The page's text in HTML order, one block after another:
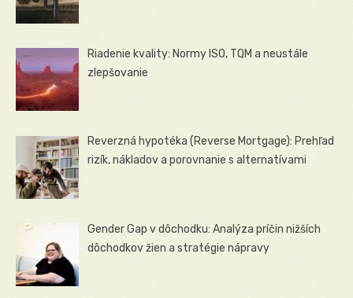
Riadenie kvality: Normy ISO, TQM a neustále
zlepšovanie
Reverzná hypotéka (Reverse Mortgage): Prehľad
rizík, nákladov a porovnanie s alternatívami
Gender Gap v dôchodku: Analýza príčin nižších
dôchodkov žien a stratégie nápravy